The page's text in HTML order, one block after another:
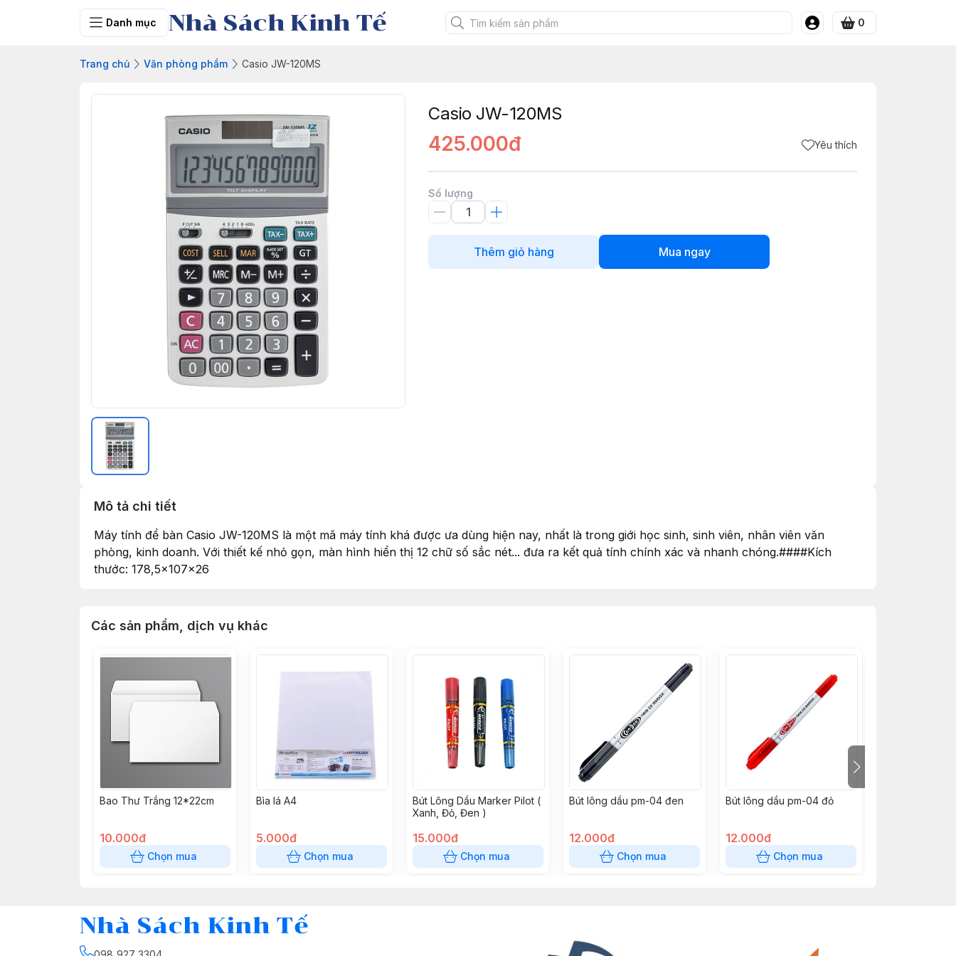
Danh mục Nhà Sách Kinh Tế 0
Trang chủ Văn phòng phẩm Casio JW-120MS
Casio JW-120MS
425.000đ Yêu thích
Số lượng
Thêm giỏ hàng Mua ngay
Mô tả chi tiết
Máy tính để bàn Casio JW-120MS là một mã máy tính khá được ưa dùng hiện nay, nhất là trong giới học sinh, sinh viên, nhân viên văn
phòng, kinh doanh. Với thiết kế nhỏ gọn, màn hình hiển thị 12 chữ số sắc nét... đưa ra kết quả tính chính xác và nhanh chóng.####Kích
thước: 178,5×107×26
Các sản phẩm, dịch vụ khác
Bao Thư Trắng 12*22cm
10.000đ
Chọn mua
Bìa lá A4
5.000đ
Chọn mua
Bút Lông Dầu Marker Pilot (
Xanh, Đỏ, Đen )
15.000đ
Chọn mua
Bút lông dầu pm-04 đen
12.000đ
Chọn mua
Bút lông dầu pm-04 đỏ
12.000đ
Chọn mua
Nhà Sách Kinh Tế